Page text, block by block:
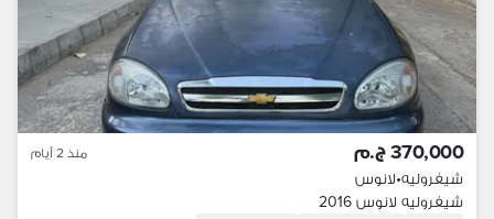
370,000 ج.م منذ 2 أيام
شيفروليه•لانوس
شيفروليه لانوس 2016